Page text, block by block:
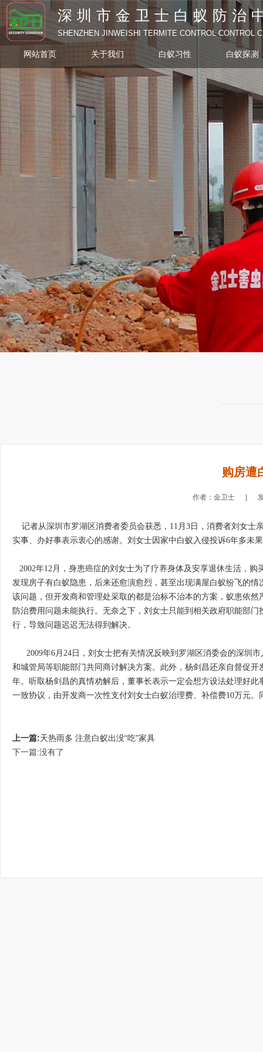
网站首页 关于我们 白蚁习性 白蚁探测
深圳市金卫士白蚁防治
SHENZHEN JINWEISHI TERMITE CONTROL CONTROL
购房遭
作者：金卫士 |
记者从深圳市罗湖区消费者委员会获悉，11月3日，消费者刘女士
实事、办好事表示衷心的感谢。刘女士因家中白蚁入侵投诉6年多未
2002年12月，身患癌症的刘女士为了疗养身体及安享退休生活，
发现房子有白蚁隐患，后来还愈演愈烈，甚至出现满屋白蚁纷飞的
该问题，但开发商和管理处采取的都是治标不治本的方案，蚁患依
防治费用问题未能执行。无奈之下，刘女士只能到相关政府职能部
行，导致问题迟迟无法得到解决。
2009年6月24日，刘女士把有关情况反映到罗湖区消委会的深圳
和城管局等职能部门共同商讨解决方案。此外，杨剑昌还亲自督促
年。听取杨剑昌的真情劝解后，董事长表示一定会想方设法处理好
一致协议，由开发商一次性支付刘女士白蚁治理费、补偿费10万元
上一篇:天热雨多 注意白蚁出没“吃”家具
下一篇:没有了